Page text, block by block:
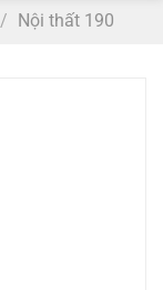
/ Nội thất 190